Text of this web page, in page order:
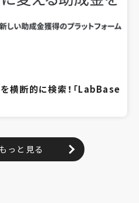
横断的に検索！「LabBase
っと見る